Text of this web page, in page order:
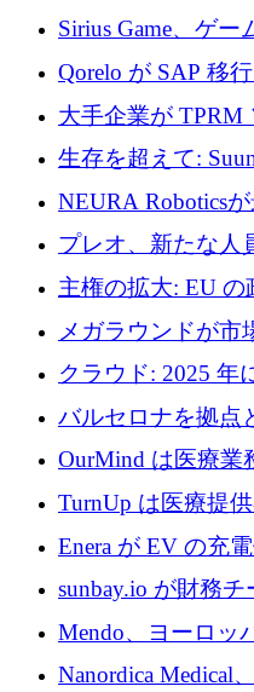
速するために150
Sirius Game、ゲ
ために 130 万ユ
Qorelo が SAP 移
ドルを調達
大手企業が TPRM
Vanta を選択する
生存を超えて:
ように再考してい
NEURA Robotics
Bending Spoonsが
4億ポンドのチッ
プレオ、新たな人
雇
主権の拡大: EU
プテック戦略をど
メガラウンドが市
ハイテク資金調達
クラウド: 2025 年
た 10 社
バルセロナを拠点
Theker が 8,500 万
OurMind は医療業
ロを寄付
TurnUp は医療提
するために 200 万
Enera が EV の充
万ドルを調達
sunbay.io が財務
するために 55 万
Mendo、ヨーロッ
入を拡大するため
Nanordica Medical